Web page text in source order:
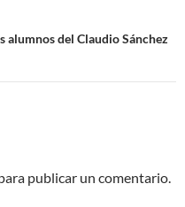
alumnos del Claudio Sánchez
publicar un comentario.